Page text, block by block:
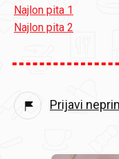
Najlon pita 1
Najlon pita 2
Prijavi